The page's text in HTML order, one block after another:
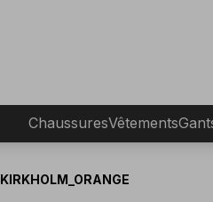
ChaussuresVêtements
KIRKHOLM_ORANGE